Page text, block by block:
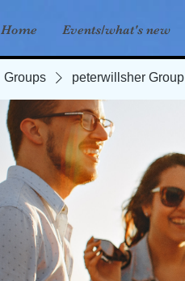
Home Events/what's new
Groups peterwillsher Group